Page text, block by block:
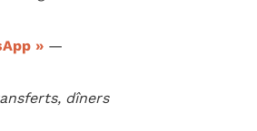
» —
dîners